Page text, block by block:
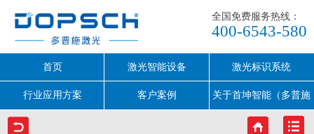
全国免费服务热线：
400-6543-580
首页 激光智能设备 激光标识系统
行业应用方案 客户案例 关于首坤智能（多普施
激光）